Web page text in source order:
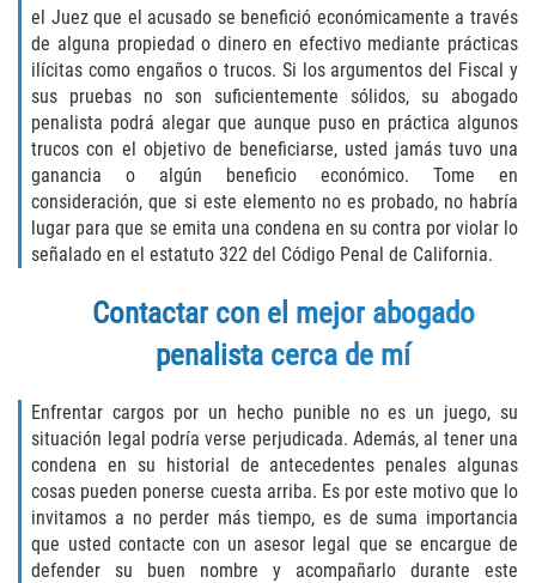
DUI with Drugs
Firearm Crimes
Fraud Crimes
Auto Insurance Fraud
Check Fraud
Credit Card Fraud
Health Care Fraud
Real Estate Fraud
Welfare Fraud
Unemployment Insurance Fraud
el Juez que el acusado se benefició económicamente a través
de alguna propiedad o dinero en efectivo mediante prácticas
ilícitas como engaños o trucos. Si los argumentos del Fiscal y
sus pruebas no son suficientemente sólidos, su abogado
penalista podrá alegar que aunque puso en práctica algunos
trucos con el objetivo de beneficiarse, usted jamás tuvo una
ganancia o algún beneficio económico. Tome en
consideración, que si este elemento no es probado, no habría
lugar para que se emita una condena en su contra por violar lo
señalado en el estatuto 322 del Código Penal de California.
Contactar con el mejor abogado
penalista cerca de mí
Enfrentar cargos por un hecho punible no es un juego, su
situación legal podría verse perjudicada. Además, al tener una
condena en su historial de antecedentes penales algunas
cosas pueden ponerse cuesta arriba. Es por este motivo que lo
invitamos a no perder más tiempo, es de suma importancia
que usted contacte con un asesor legal que se encargue de
defender su buen nombre y acompañarlo durante este